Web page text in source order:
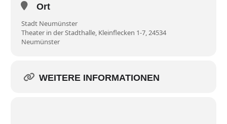
Ort
Stadt Neumünster
Theater in der Stadthalle, Kleinflecken 1-7, 24534
Neumünster
WEITERE INFORMATIONEN